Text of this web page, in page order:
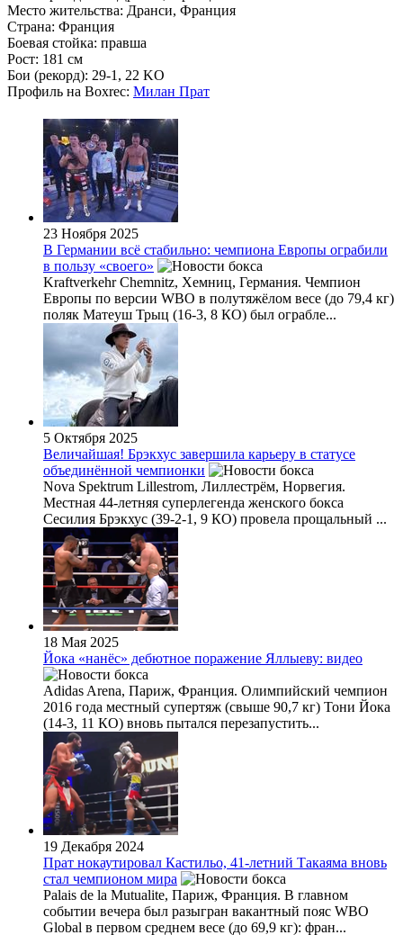
Место жительства: Дранси, Франция
Страна: Франция
Боевая стойка: правша
Рост: 181 см
Бои (рекорд): 29-1, 22 KO
Профиль на Boxrec: Милан Прат
23 Ноября 2025
В Германии всё стабильно: чемпиона Европы ограбили
в пользу «своего»
Kraftverkehr Chemnitz, Хемниц, Германия. Чемпион
Европы по версии WBO в полутяжёлом весе (до 79,4 кг)
поляк Матеуш Трыц (16-3, 8 КО) был ограбле...
5 Октября 2025
Величайшая! Брэкхус завершила карьеру в статусе
объединённой чемпионки
Nova Spektrum Lillestrom, Лиллестрём, Норвегия.
Местная 44-летняя суперлегенда женского бокса
Сесилия Брэкхус (39-2-1, 9 КО) провела прощальный ...
18 Мая 2025
Йока «нанёс» дебютное поражение Яллыеву: видео
Adidas Arena, Париж, Франция. Олимпийский чемпион
2016 года местный супертяж (свыше 90,7 кг) Тони Йока
(14-3, 11 КО) вновь пытался перезапустить...
19 Декабря 2024
Прат нокаутировал Кастильо, 41-летний Такаяма вновь
стал чемпионом мира
Palais de la Mutualite, Париж, Франция. В главном
событии вечера был разыгран вакантный пояс WBO
Global в первом среднем весе (до 69,9 кг): фран...